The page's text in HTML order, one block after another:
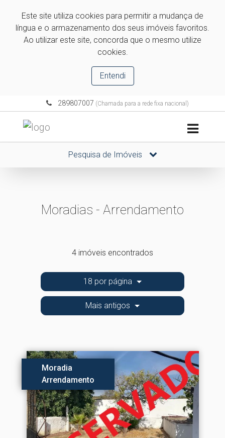
Este site utiliza cookies para permitir a mudança de
língua e o armazenamento dos seus imóveis favoritos.
Ao utilizar este site, concorda que o mesmo utilize
cookies.
Entendi
289807007 (Chamada para a rede fixa nacional)
Pesquisa de Imóveis
Moradias - Arrendamento
4 imóveis encontrados
18 por página
Mais antigos
Moradia
Arrendamento